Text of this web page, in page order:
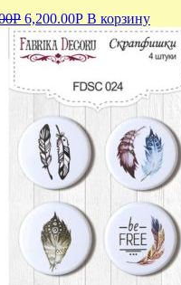
Р 6,200.00Р В корзину